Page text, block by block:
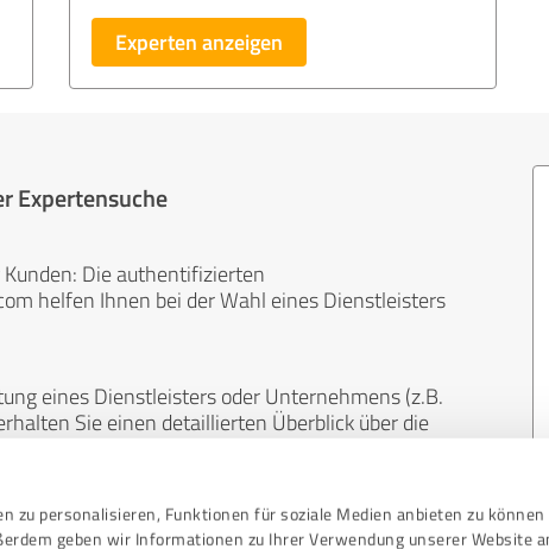
zu personalisieren, Funktionen für soziale Medien anbieten zu können
geben wir Informationen zu Ihrer Verwendung unserer Website
Experten anzeigen
Expertensuche
Die authentifizierten
helfen Ihnen bei der Wahl eines Dienstleisters
eines Dienstleisters oder Unternehmens (z.B.
Sie einen detaillierten Überblick über die
unabhängig und neutral. Bewertungen von